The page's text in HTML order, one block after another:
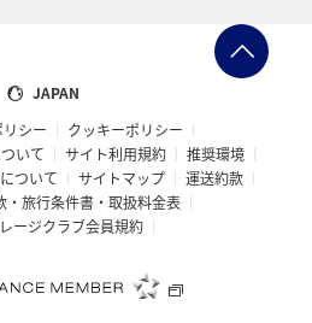
JAPAN
シー
クッキーポリシー
いて
サイト利用規約
推奨環境
ついて
サイトマップ
運送約款
・旅行条件書・取扱料金表
ージクラブ会員規約